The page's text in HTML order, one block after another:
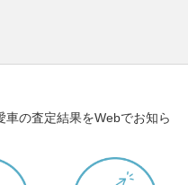
車の査定結果をWebでお知ら